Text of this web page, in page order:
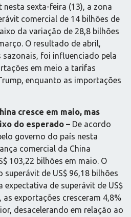
sexta-feira (13), a zona
comercial de 14 bilhões de
da variação de 28,8 bilhões
O resultado de abril,
foi influenciado pela
em meio a tarifas
enquanto as importações
cresce em maio, mas
do esperado – De acordo
governo do país nesta
comercial da China
103,22 bilhões em maio. O
de US$ 96,18 bilhões
expectativa de superávit de US$
as exportações cresceram 4,8%
desacelerando em relação ao